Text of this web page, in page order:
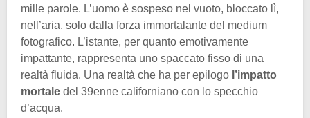
mille parole. L’uomo è sospeso nel vuoto, bloccato lì,
nell’aria, solo dalla forza immortalante del medium
fotografico. L’istante, per quanto emotivamente
impattante, rappresenta uno spaccato fisso di una
realtà fluida. Una realtà che ha per epilogo l’impatto
mortale del 39enne californiano con lo specchio
d’acqua.